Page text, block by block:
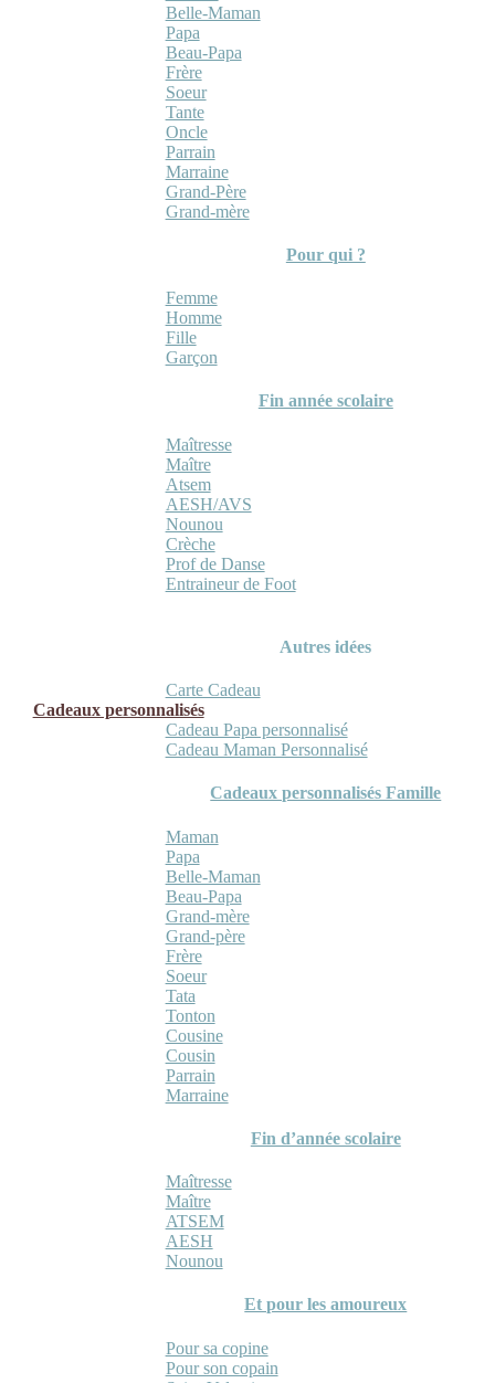
Belle-Maman
Papa
Beau-Papa
Frère
Soeur
Tante
Oncle
Parrain
Marraine
Grand-Père
Grand-mère
Pour qui ?
Femme
Homme
Fille
Garçon
Fin année scolaire
Maîtresse
Maître
Atsem
AESH/AVS
Nounou
Crèche
Prof de Danse
Entraineur de Foot
Autres idées
Carte Cadeau
Cadeaux personnalisés
Cadeau Papa personnalisé
Cadeau Maman Personnalisé
Cadeaux personnalisés Famille
Maman
Papa
Belle-Maman
Beau-Papa
Grand-mère
Grand-père
Frère
Soeur
Tata
Tonton
Cousine
Cousin
Parrain
Marraine
Fin d’année scolaire
Maîtresse
Maître
ATSEM
AESH
Nounou
Et pour les amoureux
Pour sa copine
Pour son copain